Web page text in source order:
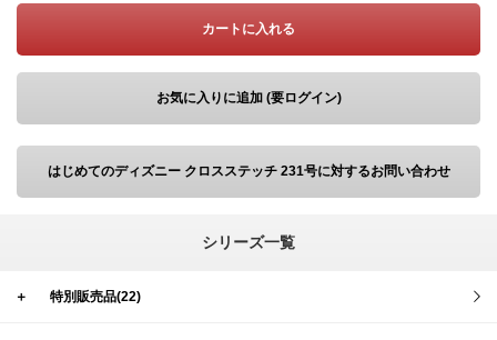
カートに入れる
お気に入りに追加 (要ログイン)
はじめてのディズニー クロスステッチ 231号に対するお問い合わせ
シリーズ一覧
＋ 特別販売品(22)